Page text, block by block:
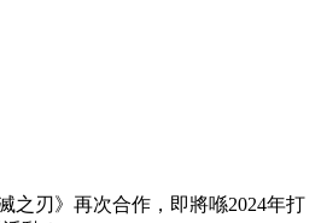
之刃》再次合作，即將喺2024年打